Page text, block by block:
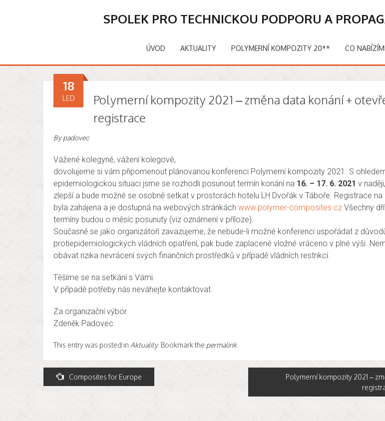
SPOLEK PRO TECHNICKOU PODPORU A
ÚVOD AKTUALITY POLYMERNÍ KOMPOZITY 20** CO
Polymerní kompozity 2021 – změna data konání +
registrace
18
LED
Bypadovec
Vážené kolegyně, vážení kolegové,
dovolujeme si vám připomenout plánovanou konferenci Polymerní kompozity 2021. S
epidemiologickou situaci jsme se rozhodli posunout termín konání na 16. – 17. 6. 2021 v
zlepší a bude možné se osobně setkat v prostorách hotelu LH Dvořák v Táboře. Registrace na
byla zahájena a je dostupná na webových stránkách www.polymer-composites.cz Všechny
termíny budou o měsíc posunuty (viz oznámení v příloze).
Současně se jako organizátoři zavazujeme, že nebude-li možné konferenci uspořádat z
protiepidemiologických vládních opatření, pak bude zaplacené vložné vráceno v plné výši.
obávat rizika nevrácení svých finančních prostředků v případě vládních restrikcí.
Těšíme se na setkání s Vámi.
V případě potřeby nás neváhejte kontaktovat.
Za organizační výbor
Zdeněk Padovec
This entry was posted in Aktuality. Bookmark the permalink.
Navigace
pro
Composites for Europe
Polymerní kompozity 2021 –